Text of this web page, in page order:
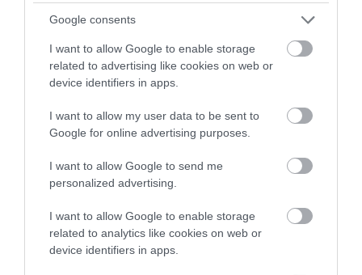
Google consents
I want to allow Google to enable storage
related to advertising like cookies on web or
device identifiers in apps.
I want to allow my user data to be sent to
Google for online advertising purposes.
I want to allow Google to send me
personalized advertising.
I want to allow Google to enable storage
related to analytics like cookies on web or
device identifiers in apps.
HOGYAN KELL NÉZNI A
TERMÉSZETET
2026-05-08